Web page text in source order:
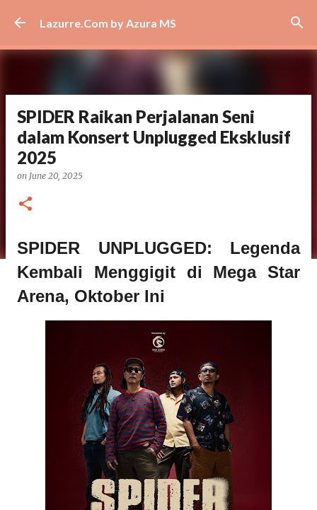
Skip to main content
Lazurre.Com by Azura MS
SPIDER Raikan Perjalanan Seni
dalam Konsert Unplugged Eksklusif
2025
on June 20, 2025
SPIDER UNPLUGGED: Legenda
Kembali Menggigit di Mega Star
Arena, Oktober Ini